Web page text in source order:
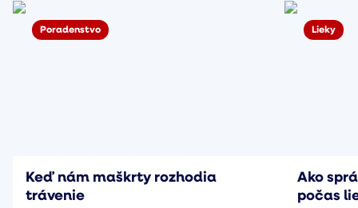
Poradenstvo
Keď nám maškrty rozhodia
trávenie
Lieky
Ako
počas